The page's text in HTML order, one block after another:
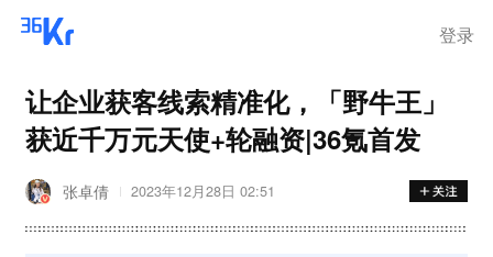
登录
让企业获客线索精准化，「野牛王」
获近千万元天使+轮融资|36氪首发
张卓倩 2023年12月28日 02:51